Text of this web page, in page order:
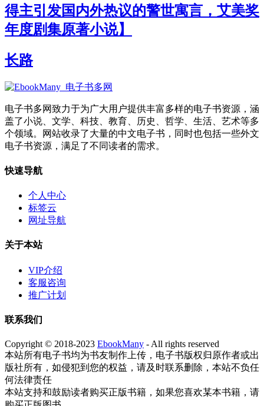
得主引发国内外热议的警世寓言，艾美奖
年度剧集原著小说】
长路
电子书多网致力于为广大用户提供丰富多样的电子书资源，涵
盖了小说、文学、科技、教育、历史、哲学、生活、艺术等多
个领域。网站收录了大量的中文电子书，同时也包括一些外文
电子书资源，满足了不同读者的需求。
快速导航
个人中心
标签云
网址导航
关于本站
VIP介绍
客服咨询
推广计划
联系我们
Copyright © 2018-2023 EbookMany - All rights reserved
本站所有电子书均为书友制作上传，电子书版权归原作者或出
版社所有，如侵犯到您的权益，请及时联系删除，本站不负任
何法律责任
本站支持和鼓励读者购买正版书籍，如果您喜欢某本书籍，请